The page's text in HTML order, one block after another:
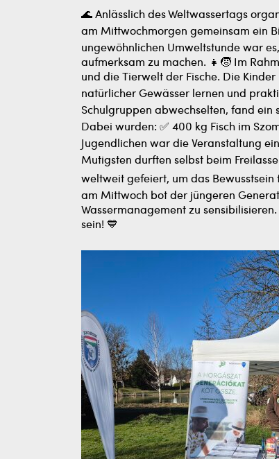
🌊 Anlässlich des Weltwassertags
am Mittwochmorgen gemeinsam ein
ungewöhnlichen Umweltstunde war
aufmerksam zu machen. 👧🧒 Im
und die Tierwelt der Fische. Die
natürlicher Gewässer lernen und
Schulgruppen abwechselten, fand ein
Dabei wurden: ✅ 400 kg Fisch im
Jugendlichen war die Veranstaltung
Mutigsten durften selbst beim
weltweit gefeiert, um das Bewusstsein
am Mittwoch bot der jüngeren
Wassermanagement zu
sein! 💙